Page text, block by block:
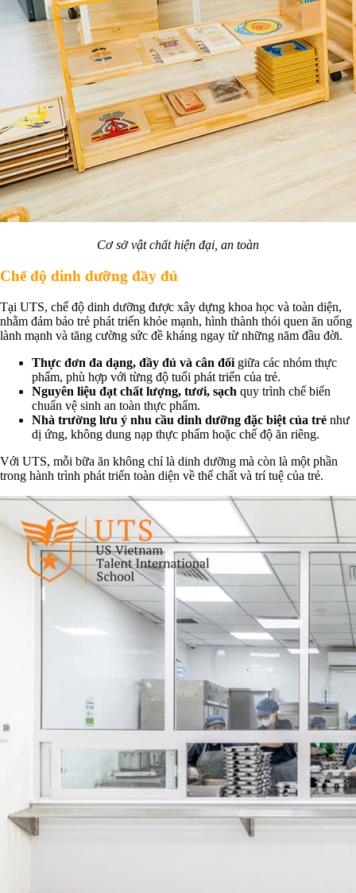
Cơ sở vật chất hiện đại, an toàn
Chế độ dinh dưỡng đầy đủ
Tại UTS, chế độ dinh dưỡng được xây dựng khoa học và toàn diện,
nhằm đảm bảo trẻ phát triển khỏe mạnh, hình thành thói quen ăn uống
lành mạnh và tăng cường sức đề kháng ngay từ những năm đầu đời.
Thực đơn đa dạng, đầy đủ và cân đối giữa các nhóm thực
phẩm, phù hợp với từng độ tuổi phát triển của trẻ.
Nguyên liệu đạt chất lượng, tươi, sạch quy trình chế biến
chuẩn vệ sinh an toàn thực phẩm.
Nhà trường lưu ý nhu cầu dinh dưỡng đặc biệt của trẻ như
dị ứng, không dung nạp thực phẩm hoặc chế độ ăn riêng.
Với UTS, mỗi bữa ăn không chỉ là dinh dưỡng mà còn là một phần
trong hành trình phát triển toàn diện về thể chất và trí tuệ của trẻ.